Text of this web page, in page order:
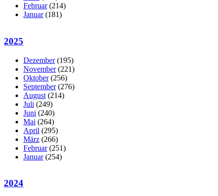
Februar (214)
Januar (181)
2025
Dezember (195)
November (221)
Oktober (256)
September (276)
August (214)
Juli (249)
Juni (240)
Mai (264)
April (295)
März (266)
Februar (251)
Januar (254)
2024